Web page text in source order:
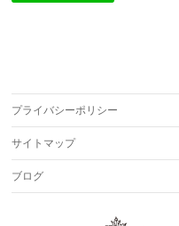
プライバシーポリシー
サイトマップ
ブログ